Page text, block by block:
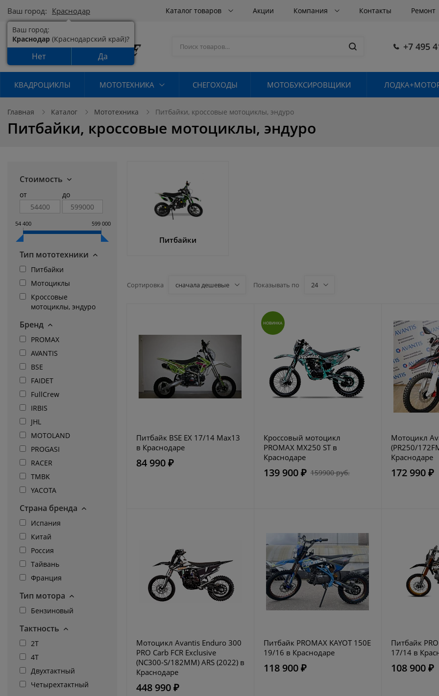
Ваш город: Краснодар
Ваш город:
Краснодар (Краснодарский край)?
Нет Да
Каталог товаров Акции Компания Контакты Ремонт
+7 495
КВАДРОЦИКЛЫ МОТОТЕХНИКА СНЕГОХОДЫ МОТОБУКСИРОВЩИКИ
Главная Каталог Мототехника Питбайки, кроссовые мотоциклы, эндуро
Питбайки, кроссовые мотоциклы, эндуро
Стоимость
от до
54 400 599 000
Тип мототехники
Питбайки
Мотоциклы
Кроссовые
мотоциклы, эндуро
Бренд
PROMAX
AVANTIS
BSE
FAIDET
FullCrew
IRBIS
JHL
MOTOLAND
PROGASI
RACER
TMBK
YACOTA
Страна бренда
Испания
Китай
Россия
Тайвань
Франция
Тип мотора
Бензиновый
Тактность
2Т
4T
Двухтактный
Четырехтактный
Питбайки
Сортировка сначала дешевые Показывать по 24
Питбайк BSE EX 17/14 Max13
в Краснодаре
84 990 ₽
НОВИНКА
Кроссовый мотоцикл
PROMAX MX250 ST в
Краснодаре
139 900 ₽ 159900 руб.
Мотоцикл
(PR250/
Краснодаре
172 990 ₽
Мотоцикл Avantis Enduro 300
PRO Carb FCR Exclusive
(NC300-S/182MM) ARS (2022) в
Краснодаре
448 990 ₽
Питбайк PROMAX KAYOT 150E
19/16 в Краснодаре
118 900 ₽
Питбайк
17/14 в
108 900 ₽